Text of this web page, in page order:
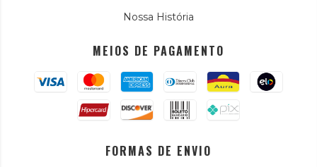
Nossa História
MEIOS DE PAGAMENTO
FORMAS DE ENVIO